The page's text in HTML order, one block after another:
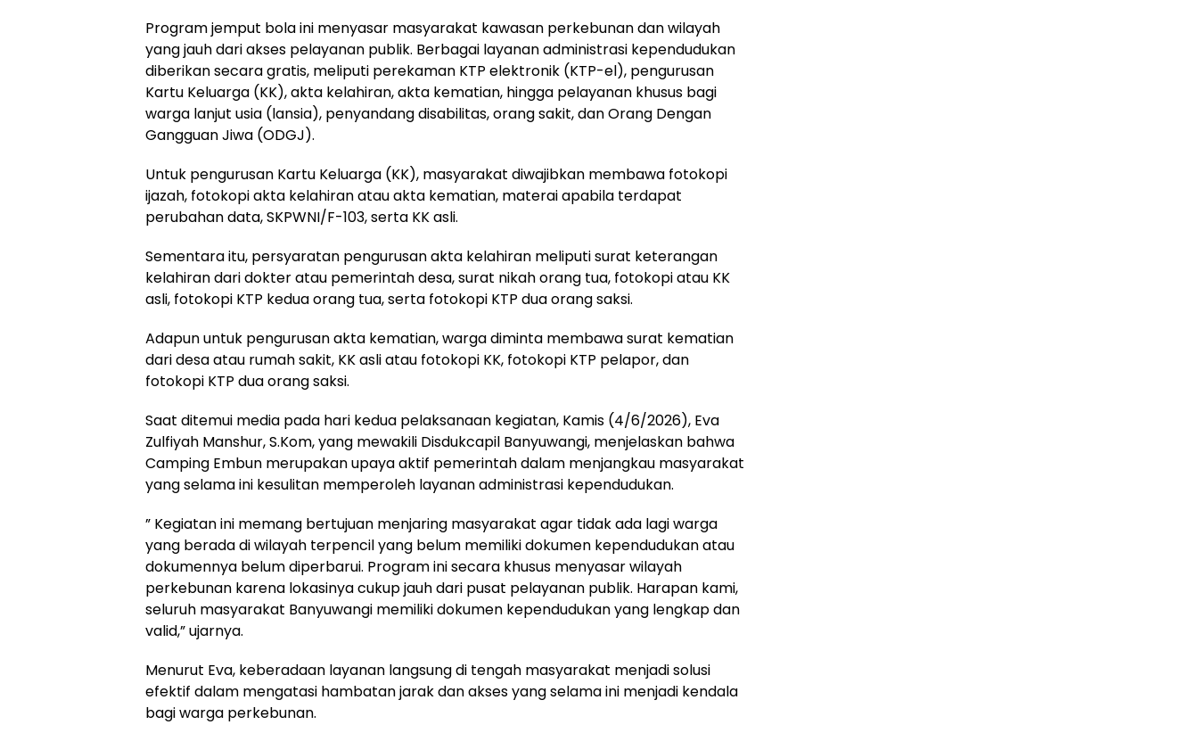
Program jemput bola ini menyasar masyarakat kawasan perkebunan dan wilayah
yang jauh dari akses pelayanan publik. Berbagai layanan administrasi kependudukan
diberikan secara gratis, meliputi perekaman KTP elektronik (KTP-el), pengurusan
Kartu Keluarga (KK), akta kelahiran, akta kematian, hingga pelayanan khusus bagi
warga lanjut usia (lansia), penyandang disabilitas, orang sakit, dan Orang Dengan
Gangguan Jiwa (ODGJ).
Untuk pengurusan Kartu Keluarga (KK), masyarakat diwajibkan membawa fotokopi
ijazah, fotokopi akta kelahiran atau akta kematian, materai apabila terdapat
perubahan data, SKPWNI/F-103, serta KK asli.
Sementara itu, persyaratan pengurusan akta kelahiran meliputi surat keterangan
kelahiran dari dokter atau pemerintah desa, surat nikah orang tua, fotokopi atau KK
asli, fotokopi KTP kedua orang tua, serta fotokopi KTP dua orang saksi.
Adapun untuk pengurusan akta kematian, warga diminta membawa surat kematian
dari desa atau rumah sakit, KK asli atau fotokopi KK, fotokopi KTP pelapor, dan
fotokopi KTP dua orang saksi.
Saat ditemui media pada hari kedua pelaksanaan kegiatan, Kamis (4/6/2026), Eva
Zulfiyah Manshur, S.Kom, yang mewakili Disdukcapil Banyuwangi, menjelaskan bahwa
Camping Embun merupakan upaya aktif pemerintah dalam menjangkau masyarakat
yang selama ini kesulitan memperoleh layanan administrasi kependudukan.
” Kegiatan ini memang bertujuan menjaring masyarakat agar tidak ada lagi warga
yang berada di wilayah terpencil yang belum memiliki dokumen kependudukan atau
dokumennya belum diperbarui. Program ini secara khusus menyasar wilayah
perkebunan karena lokasinya cukup jauh dari pusat pelayanan publik. Harapan kami,
seluruh masyarakat Banyuwangi memiliki dokumen kependudukan yang lengkap dan
valid,” ujarnya.
Menurut Eva, keberadaan layanan langsung di tengah masyarakat menjadi solusi
efektif dalam mengatasi hambatan jarak dan akses yang selama ini menjadi kendala
bagi warga perkebunan.